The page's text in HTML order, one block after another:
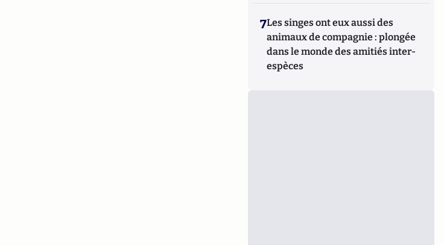
7Les singes ont eux aussi des
animaux de compagnie : plongée
dans le monde des amitiés inter-
espèces